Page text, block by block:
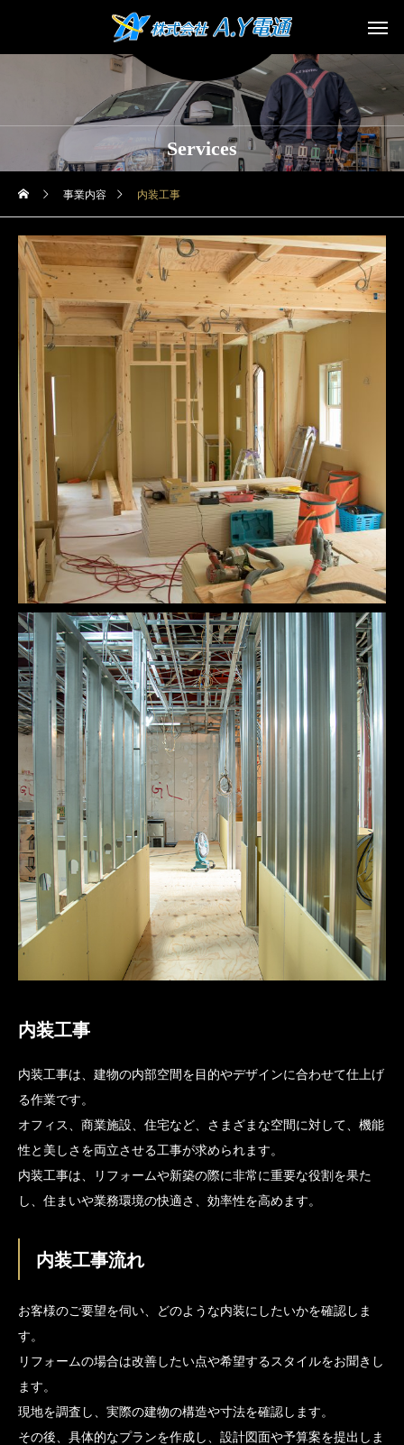
Services
事業内容 内装工事
内装工事
内装工事は、建物の内部空間を目的やデザインに合わせて仕上げ
る作業です。
オフィス、商業施設、住宅など、さまざまな空間に対して、機能
性と美しさを両立させる工事が求められます。
内装工事は、リフォームや新築の際に非常に重要な役割を果た
し、住まいや業務環境の快適さ、効率性を高めます。
内装工事流れ
お客様のご要望を伺い、どのような内装にしたいかを確認しま
す。
リフォームの場合は改善したい点や希望するスタイルをお聞きし
ます。
現地を調査し、実際の建物の構造や寸法を確認します。
その後、具体的なプランを作成し、設計図面や予算案を提出しま